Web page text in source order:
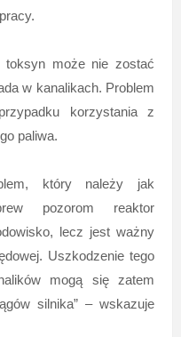
może nie zostać
w kanalikach. Problem
korzystania z
paliwa.
który należy jak
pozorom reaktor
lecz jest ważny
Uszkodzenie tego
mogą się zatem
silnika” – wskazuje